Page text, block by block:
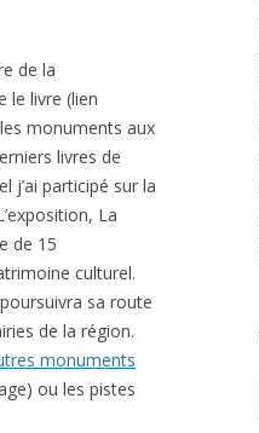
de la
le livre (lien
monuments aux
livres de
j’ai participé sur la
La
de 15
culturel.
sa route
de la région.
monuments
ou les pistes